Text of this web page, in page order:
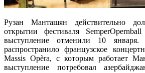
Рузан Манташян действительно
открытии фестиваля
выступление отменили 10
распространило французское
Massis Opèra, с которым работает
выступление потребовал